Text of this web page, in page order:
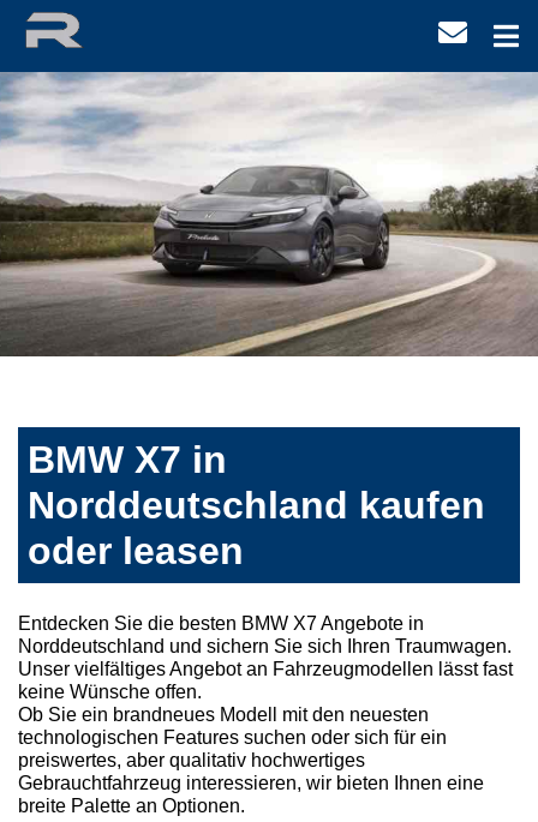
BMW X7 in
Norddeutschland kaufen
oder leasen
Entdecken Sie die besten BMW X7 Angebote in
Norddeutschland und sichern Sie sich Ihren Traumwagen.
Unser vielfältiges Angebot an Fahrzeugmodellen lässt fast
keine Wünsche offen.
Ob Sie ein brandneues Modell mit den neuesten
technologischen Features suchen oder sich für ein
preiswertes, aber qualitativ hochwertiges
Gebrauchtfahrzeug interessieren, wir bieten Ihnen eine
breite Palette an Optionen.